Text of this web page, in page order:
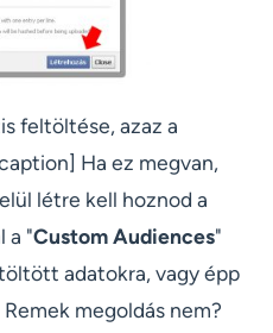
feltöltése, azaz a
Ha ez megvan,
létre kell hoznod a
a "Custom Audiences"
adatokra, vagy épp
megoldás nem?